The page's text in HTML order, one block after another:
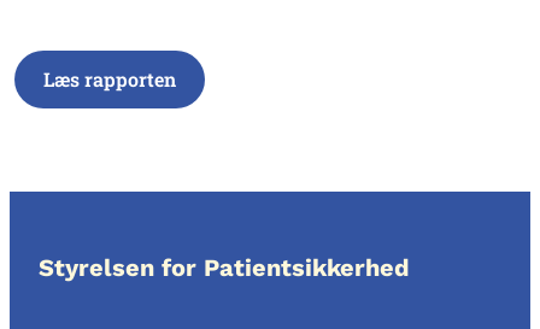
Læs rapporten
Styrelsen for Patientsikkerhed